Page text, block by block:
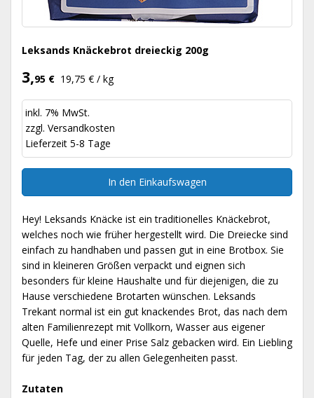
Leksands Knäckebrot dreieckig 200g
3,95 € 19,75 € / kg
inkl. 7% MwSt.
zzgl. Versandkosten
Lieferzeit 5-8 Tage
In den Einkaufswagen
Hey! Leksands Knäcke ist ein traditionelles Knäckebrot,
welches noch wie früher hergestellt wird. Die Dreiecke sind
einfach zu handhaben und passen gut in eine Brotbox. Sie
sind in kleineren Größen verpackt und eignen sich
besonders für kleine Haushalte und für diejenigen, die zu
Hause verschiedene Brotarten wünschen. Leksands
Trekant normal ist ein gut knackendes Brot, das nach dem
alten Familienrezept mit Vollkorn, Wasser aus eigener
Quelle, Hefe und einer Prise Salz gebacken wird. Ein Liebling
für jeden Tag, der zu allen Gelegenheiten passt.
Zutaten